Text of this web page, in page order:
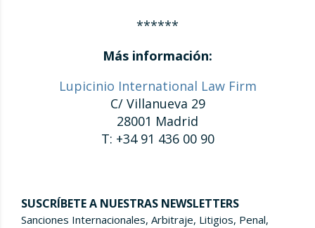
******
Más información:
Lupicinio International Law Firm
C/ Villanueva 29
28001 Madrid
T: +34 91 436 00 90
SUSCRÍBETE A NUESTRAS NEWSLETTERS
Sanciones Internacionales, Arbitraje, Litigios, Penal,